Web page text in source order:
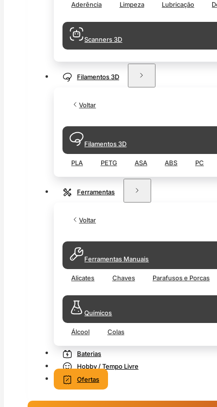
Aderência Limpeza Lubricação
Scanners 3D
Filamentos 3D
Voltar
Filamentos 3D
PLA PETG ASA ABS PC
Ferramentas
Voltar
Ferramentas Manuais
Alicates Chaves Parafusos e Porcas
Químicos
Álcool Colas
Baterias
Hobby / Tempo Livre
Ofertas